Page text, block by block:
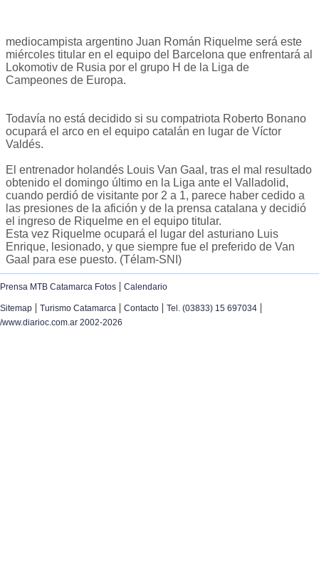
mediocampista argentino Juan Román Riquelme será este
miércoles titular en el equipo del Barcelona que enfrentará al
Lokomotiv de Rusia por el grupo H de la Liga de
Campeones de Europa.
Todavía no está decidido si su compatriota Roberto Bonano
ocupará el arco en el equipo catalán en lugar de Víctor
Valdés.
El entrenador holandés Louis Van Gaal, tras el mal resultado
obtenido el domingo último en la Liga ante el Valladolid,
cuando perdió de visitante por 2 a 1, parece haber cedido a
las presiones de la afición y de la prensa catalana y decidió
el ingreso de Riquelme en el equipo titular.
Esta vez Riquelme ocupará el lugar del asturiano Luis
Enrique, lesionado, y que siempre fue el preferido de Van
Gaal para ese puesto. (Télam-SNI)
Prensa MTB Catamarca Fotos | Calendario
Sitemap | Turismo Catamarca | Contacto | Tel. (03833) 15 697034 |
/www.diarioc.com.ar 2002-2026